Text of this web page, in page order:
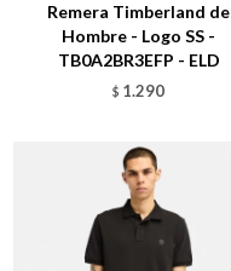
Remera Timberland de
Hombre - Logo SS -
TB0A2BR3EFP - ELD
$ 1.290